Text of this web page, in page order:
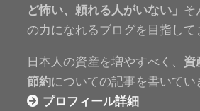
ど怖い、頼れる人がいない」 そ
の力になれるブログを目指して
日本人の資産を増やすべく、 資
節約についての記事を書いてい
プロフィール詳細